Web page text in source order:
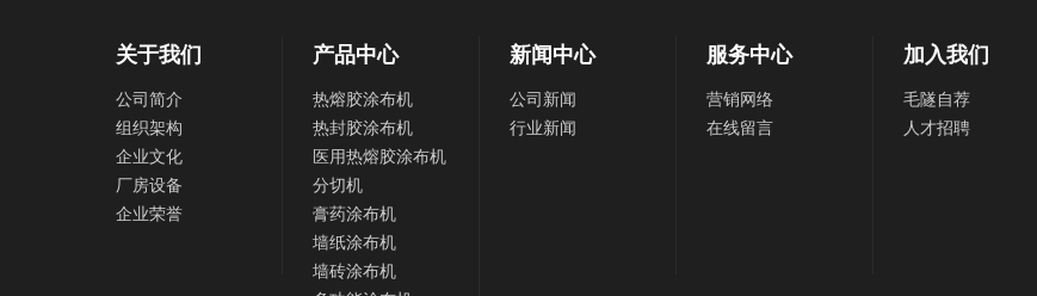
关于我们
公司简介
组织架构
企业文化
厂房设备
企业荣誉
产品中心
热熔胶涂布机
热封胶涂布机
医用热熔胶涂布机
分切机
膏药涂布机
墙纸涂布机
墙砖涂布机
新闻中心
公司新闻
行业新闻
服务中心
营销网络
在线留言
加入我们
毛隧自荐
人才招聘